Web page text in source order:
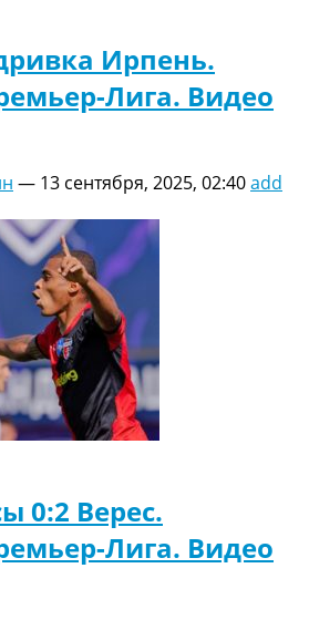
Ирпень.
Лига. Видео
— 13 сентября, 2025, 02:40add
0:2 Верес.
Лига. Видео